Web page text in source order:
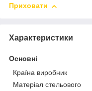
Приховати
Характеристики
Основні
Країна виробник
Матеріал стельового